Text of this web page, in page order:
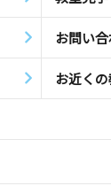
お問い
お近く